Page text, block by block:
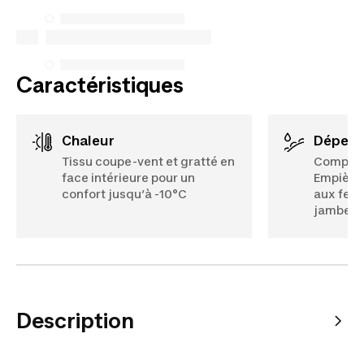
Caractéristiques
Chaleur
Tissu coupe-vent et gratté en
face intérieure pour un
confort jusqu’à -10°C
aux
jambes.
Description